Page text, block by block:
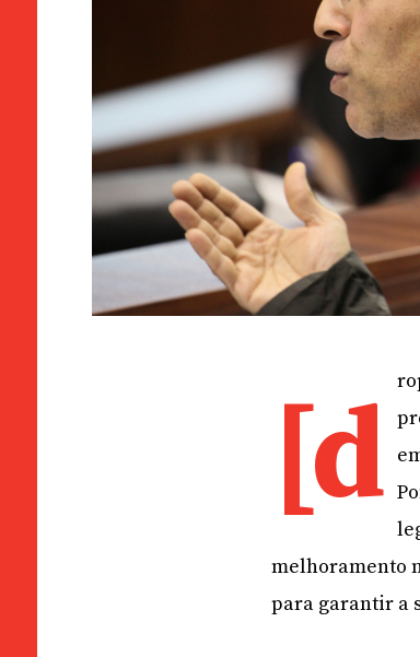
[d
melhoramento
para garantir a